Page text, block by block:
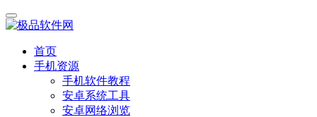
首页
手机资源
手机软件教程
安卓系统工具
安卓网络浏览